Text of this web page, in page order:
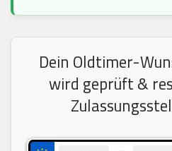
Dein Oldtimer-
wird geprüft &